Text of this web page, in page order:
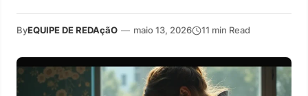
ByEQUIPE DE REDAçãO — maio 13, 2026 11 min Read